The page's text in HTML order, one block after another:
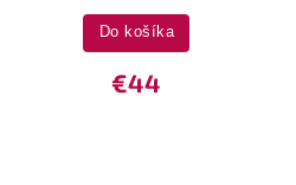
€44
Do košíka